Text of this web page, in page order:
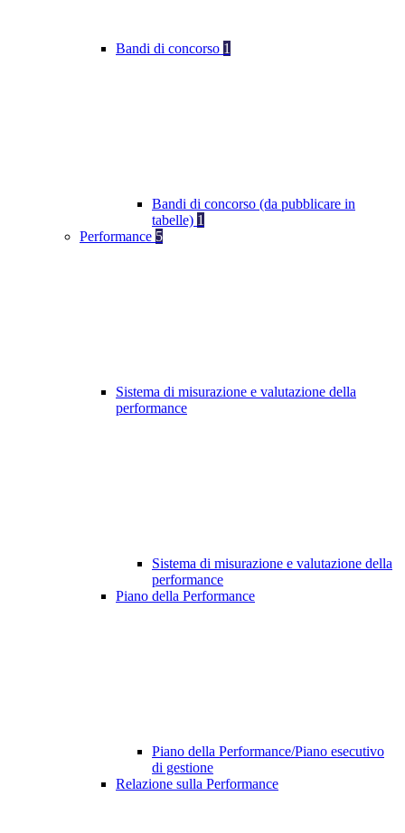
Bandi di concorso 1
Bandi di concorso (da pubblicare in
tabelle) 1
Performance 5
Sistema di misurazione e valutazione della
performance
Sistema di misurazione e valutazione della
performance
Piano della Performance
Piano della Performance/Piano esecutivo
di gestione
Relazione sulla Performance